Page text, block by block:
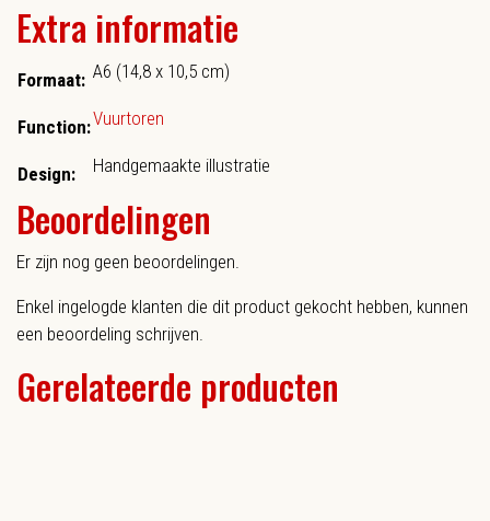
Extra informatie
Formaat: A6 (14,8 x 10,5 cm)
Function:Vuurtoren
Design: Handgemaakte illustratie
Beoordelingen
Er zijn nog geen beoordelingen.
Enkel ingelogde klanten die dit product gekocht hebben, kunnen
een beoordeling schrijven.
Gerelateerde producten